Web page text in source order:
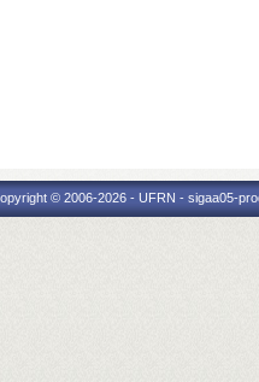
© 2006-2026 - UFRN - sigaa05-